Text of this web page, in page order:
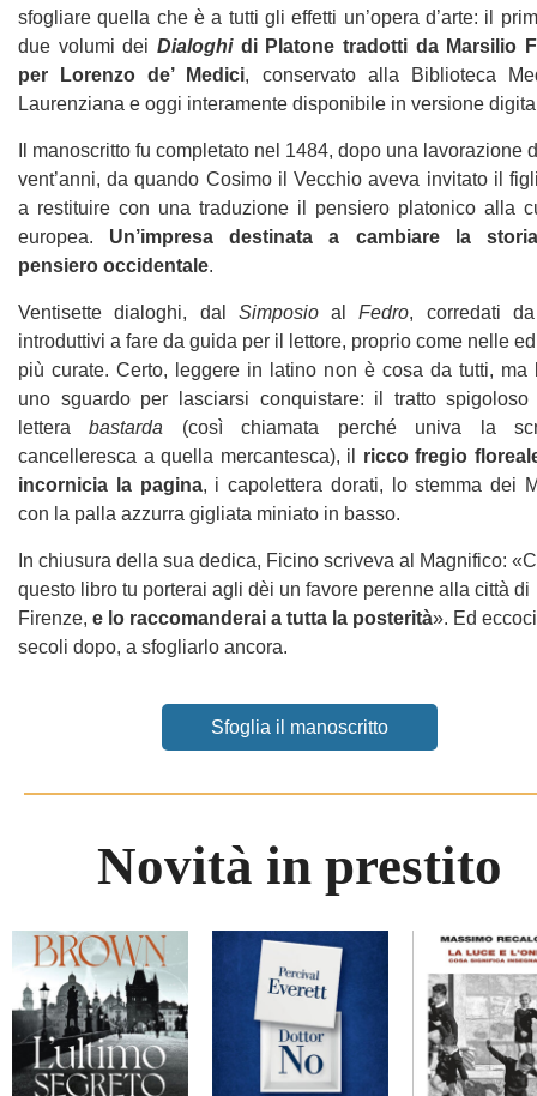
sfogliare quella che è a tutti gli effetti un’opera d’arte: il
due volumi dei Dialoghidi Platone tradotti da Marsilio
per Lorenzo de’ Medici, conservato alla Biblioteca
Laurenziana e oggi interamente disponibile in versione
Il manoscritto fu completato nel 1484, dopo una lavorazione
vent’anni, da quando Cosimo il Vecchio aveva invitato il
a restituire con una traduzione il pensiero platonico alla
europea. Un’impresa destinata a cambiare la
pensiero occidentale.
Ventisette dialoghi, dal SimposioalFedro, corredati
introduttivi a fare da guida per il lettore, proprio come nelle
più curate. Certo, leggere in latino non è cosa da tutti, ma
uno sguardo per lasciarsi conquistare: il tratto spigoloso
letterabastarda (così chiamata perché univa la
cancelleresca a quella mercantesca), il ricco fregio
incornicia la pagina, i capolettera dorati, lo stemma dei
con la palla azzurra gigliata miniato in basso.
In chiusura della sua dedica, Ficino scriveva al Magnifico:
questo libro tu porterai agli dèi un favore perenne alla città di
Firenze, e lo raccomanderai a tutta la posterità». Ed
secoli dopo, a sfogliarlo ancora.
Sfoglia il manoscritto
Novità in prestito